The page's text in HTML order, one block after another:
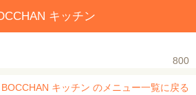
キッチン
800
BOCCHAN キッチン のメニュー一覧に戻る